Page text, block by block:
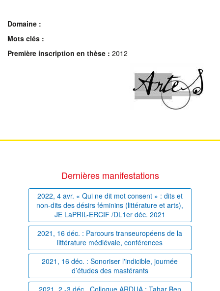
Domaine :
Mots clés :
Première inscription en thèse : 2012
Dernières manifestations
2022, 4 avr. « Qui ne dit mot consent » : dits et
non-dits des désirs féminins (littérature et arts),
JE LaPRIL-ERCIF /DL1er déc. 2021
2021, 16 déc. : Parcours transeuropéens de la
littérature médiévale, conférences
2021, 16 déc. : Sonoriser l'indicible, journée
d’études des mastérants